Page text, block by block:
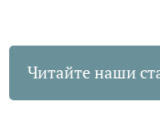
Читайте наши